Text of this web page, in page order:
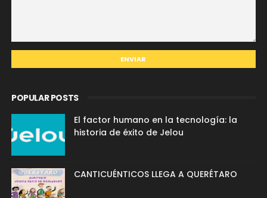
POPULAR POSTS
El factor humano en la tecnología: la
historia de éxito de Jelou
CANTICUÉNTICOS LLEGA A QUERÉTARO